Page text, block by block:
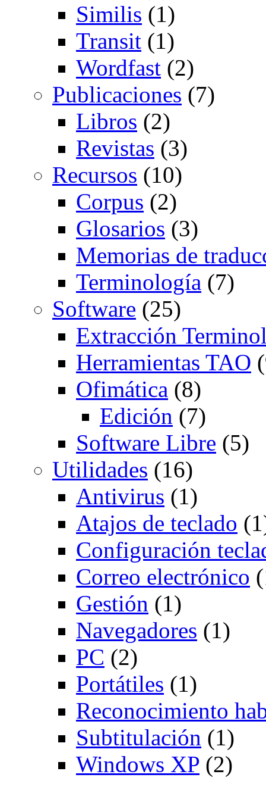
Similis (1)
Transit (1)
Wordfast (2)
Publicaciones (7)
Libros (2)
Revistas (3)
Recursos (10)
Corpus (2)
Glosarios (3)
Memorias de
Terminología (7)
Software (25)
Extracción
Herramientas TAO
Ofimática (8)
Edición (7)
Software Libre (5)
Utilidades (16)
Antivirus (1)
Atajos de teclado
Configuración
Correo electrónico
Gestión (1)
Navegadores (1)
PC (2)
Portátiles (1)
Reconocimiento
Subtitulación (1)
Windows XP (2)